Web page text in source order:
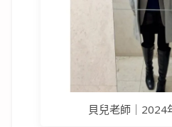
貝兒老師｜2024